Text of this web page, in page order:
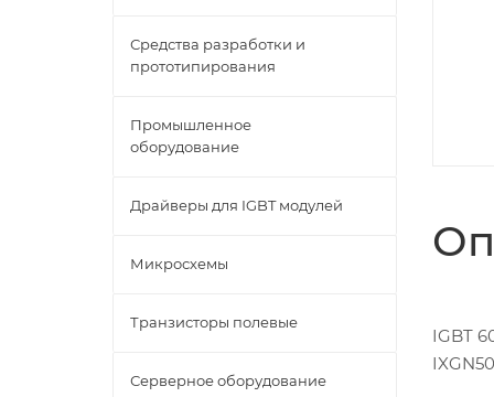
IGBT
Средства разработки и
прототипирования
Промышленное
оборудование
Драйверы для IGBT модулей
Микросхемы
Транзисторы полевые
Серверное оборудование